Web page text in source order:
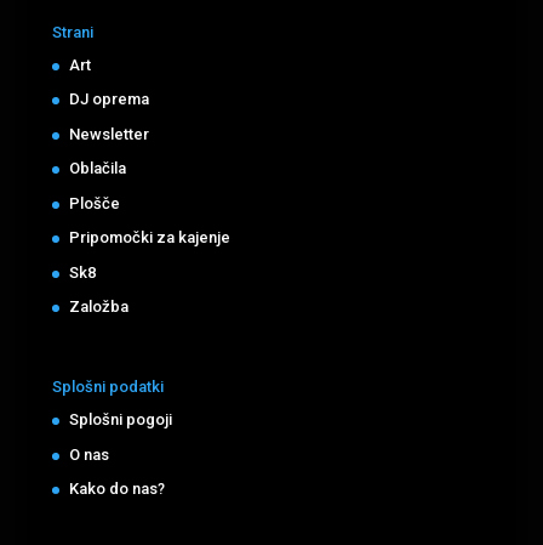
Strani
Art
DJ oprema
Newsletter
Oblačila
Plošče
Pripomočki za kajenje
Sk8
Založba
Splošni podatki
Splošni pogoji
O nas
Kako do nas?